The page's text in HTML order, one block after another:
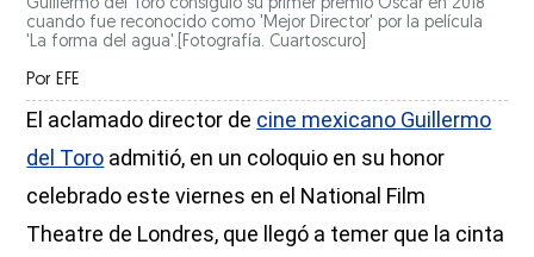
Guillermo del Toro consiguió su primer premio Oscar en 2018
cuando fue reconocido como 'Mejor Director' por la película
'La forma del agua'.[Fotografía. Cuartoscuro]
Por EFE
El aclamado director de cine mexicano Guillermo
del Toro admitió, en un coloquio en su honor
celebrado este viernes en el National Film
Theatre de Londres, que llegó a temer que la cinta